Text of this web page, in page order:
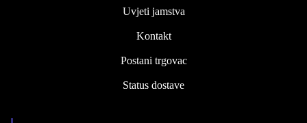
Uvjeti jamstva
Kontakt
Postani trgovac
Status dostave